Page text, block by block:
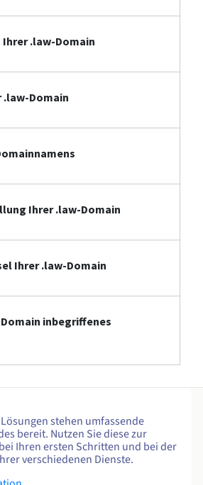
.law-Domain
.law-Domain
Ihrer .law-Domain
Ihrer .law-Domain
inbegriffenes
stehen umfassende
bereit. Nutzen Sie diese zur
Ihren ersten Schritten und bei der
verschiedenen Dienste.